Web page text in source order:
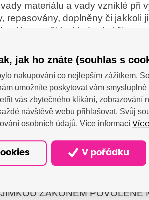
materiálu a vady vzniklé při
repasovány, doplněny či jakkoli
použití, skladování či
daný tiskový produkt určeny
záruku, vraťte produkt v
tisku), nebo se obraťte na
HP vyměněny nebo
VÝŠE UVEDENÁ
PODMÍNKY.
ČI PODMÍNKY
POUŽITÍ PRO URČITÝ
SPOLEČNOST HP ANI JEJÍ
ZVLÁŠTNÍ, NÁHODNÉ,
ŽALOBY NA ZÁKLADĚ
PŘÍPADECH.
ZÁKONEM POVOLENÉ
jak ho znáte (souhlas s
nakupování co nejlepším zážitkem.
umožníte poskytovat vám smysluplné
vás zbytečného klikání, zobrazování
návštěvě webu přihlašovat. Svůj
osobních údajů. Více informací
V pořádku